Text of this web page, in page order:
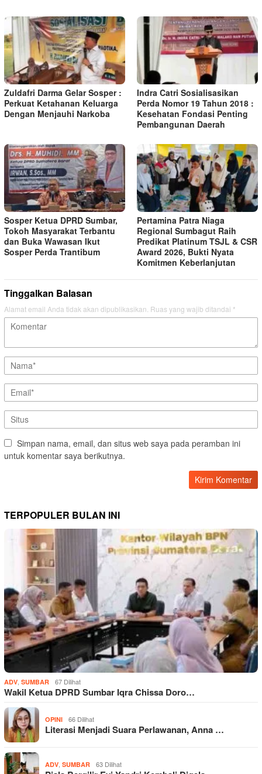
Zuldafri Darma Gelar Sosper :
Perkuat Ketahanan Keluarga
Dengan Menjauhi Narkoba
Indra Catri Sosialisasikan
Perda Nomor 19 Tahun 2018 :
Kesehatan Fondasi Penting
Pembangunan Daerah
Sosper Ketua DPRD Sumbar,
Tokoh Masyarakat Terbantu
dan Buka Wawasan Ikut
Sosper Perda Trantibum
Pertamina Patra Niaga
Regional Sumbagut Raih
Predikat Platinum TSJL & CSR
Award 2026, Bukti Nyata
Komitmen Keberlanjutan
Tinggalkan Balasan
Alamat email Anda tidak akan dipublikasikan. Ruas yang wajib ditandai *
Simpan nama, email, dan situs web saya pada peramban ini
untuk komentar saya berikutnya.
TERPOPULER BULAN INI
ADV SUMBAR 67 Dilihat
Wakil Ketua DPRD Sumbar Iqra Chissa Doro…
OPINI 66 Dilihat
Literasi Menjadi Suara Perlawanan, Anna …
ADV SUMBAR 63 Dilihat